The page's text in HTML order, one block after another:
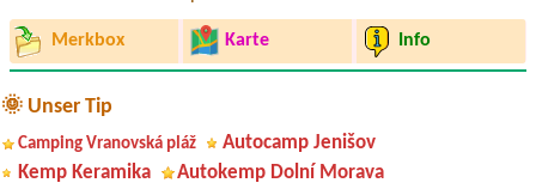
Merkbox Karte Info
🌞 Unser Tip
Camping Vranovská pláž
Autocamp Jenišov
Kemp Keramika
Autokemp Dolní Morava